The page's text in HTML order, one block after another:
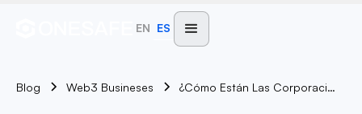
EN ES
Blog Web3 Busineses ¿Cómo Están Las Corporaciones Aceptando Bitcoin Como Un Activo Financiero?